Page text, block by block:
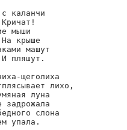
каланчи
мыши
крыше
машут
пляшут.
щеголиха
лихо,
луна
задрожала
слона
упала.